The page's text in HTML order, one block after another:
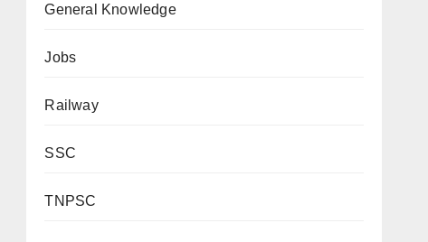
General Knowledge
Jobs
Railway
SSC
TNPSC